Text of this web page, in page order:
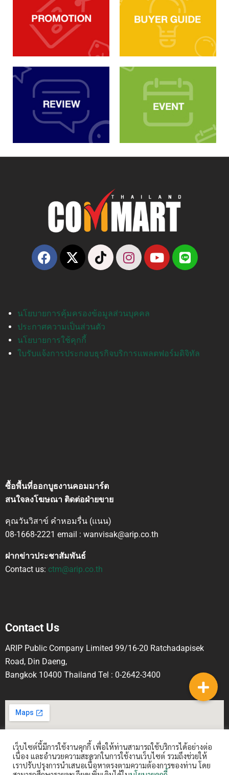
นโยบายการคุ้มครองข้อมูลส่วนบุคคล
ประกาศความเป็นส่วนตัว
นโยบายการใช้คุกกี้
ใบรับแจ้งการประกอบธุรกิจบริการแพลตฟอร์มดิจิทัล
ซื้อพื้นที่ออกบูธงานคอมมาร์ต
สนใจลงโฆษณา ติดต่อฝ่ายขาย
คุณวันวิสาข์ คำหอมรื่น (แนน)
08-1668-2221 email : wanvisak@arip.co.th
ฝากข่าวประชาสัมพันธ์
Contact us: ctm@arip.co.th
Contact Us
ARIP Public Company Limited 99/16-20 Ratchadapisek
Road, Din Daeng,
Bangkok 10400 Thailand Tel : 0-2642-3400
เว็บไซต์นี้มีการใช้งานคุกกี้ เพื่อให้ท่านสามารถใช้บริการได้อย่างต่อ
เนื่อง และอำนวยความสะดวกในการใช้งานเว็บไซต์ รวมถึงช่วยให้
เราปรับปรุงการนำเสนอเนื้อหาตรงตามความต้องการของท่าน โดย